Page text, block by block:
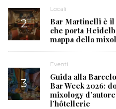
Locali
Bar Martinelli è il
che porta
mappa della
Eventi
Guida alla
Bar Week 2026:
mixology
l’hôtellerie